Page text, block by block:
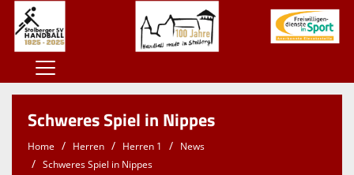
Home
100 Jahre SSV
Der SSV
Schweres Spiel in Nippes
Home Herren Herren 1
News
Schweres Spiel in Nippes